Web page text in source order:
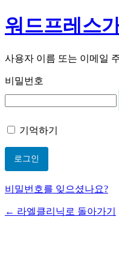
워드프레스
사용자 이름 또는 이메일
비밀번호
기억하기
비밀번호를 잊으셨나요?
← 라엘클리닉로 돌아가기